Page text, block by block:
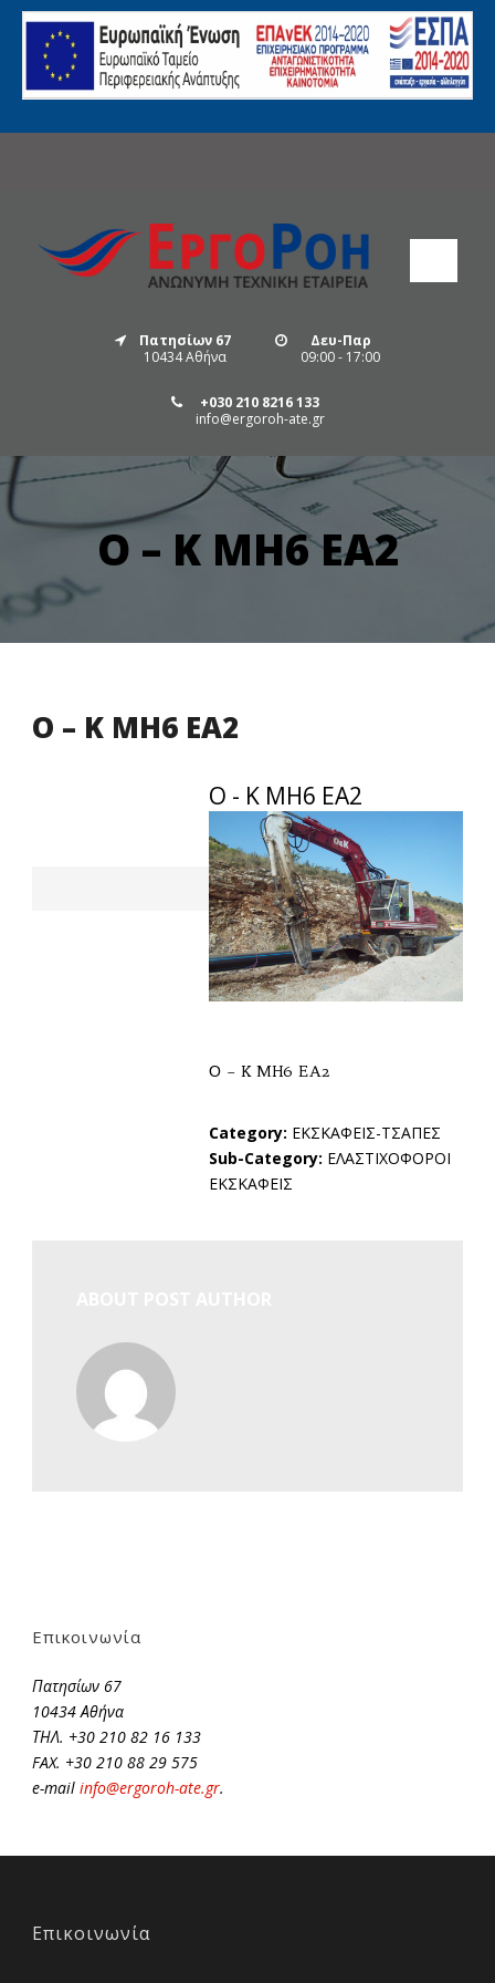
Πατησίων 67
10434 Αθήνα
Δευ-Παρ
09:00 - 17:00
+030 210 8216 133
info@ergoroh-ate.gr
Ο – K MH6 EA2
Ο – K MH6 EA2
Ο - K MH6 EA2
Ο – K MH6 EA2
Category: ΕΚΣΚΑΦΕΙΣ-ΤΣΑΠΕΣ
Sub-Category: ΕΛΑΣΤΙΧΟΦΟΡΟΙ
ΕΚΣΚΑΦΕΙΣ
Επικοινωνία
Πατησίων 67
10434 Αθήνα
ΤΗΛ. +30 210 82 16 133
FAX. +30 210 88 29 575
e-mail info@ergoroh-ate.gr.
Επικοινωνία